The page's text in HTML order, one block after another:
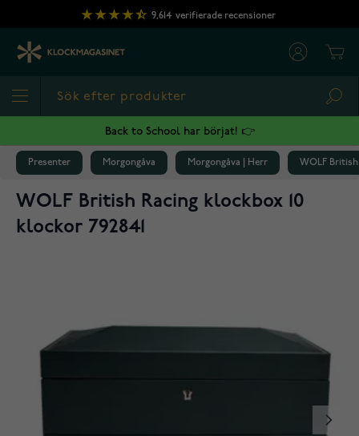
Hoppa till innehållet
9,614 verifierade recensioner
Back to School har börjat! 👉
Presenter Morgongåva Morgongåva | Herr WOLF British
WOLF British Racing klockbox 10
klockor 792841